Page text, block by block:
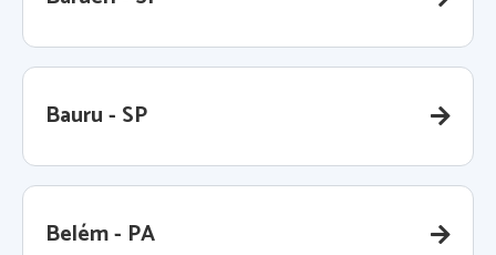
Bauru - SP
Belém - PA